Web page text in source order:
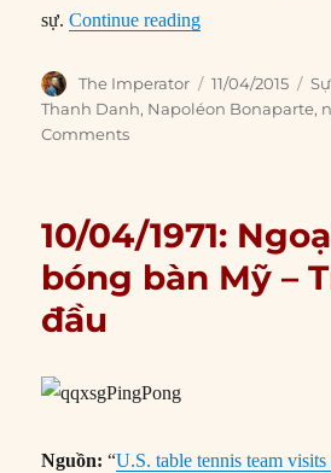
sự.Continue reading“11/04/1814:
Author
The Imperator
Posted
on
11/04/2015
Thanh Danh, Napoléon Bonaparte,
Comments
10/04/1971:
bóng bàn Mỹ –
đầu
Nguồn: “U.S. table tennis team